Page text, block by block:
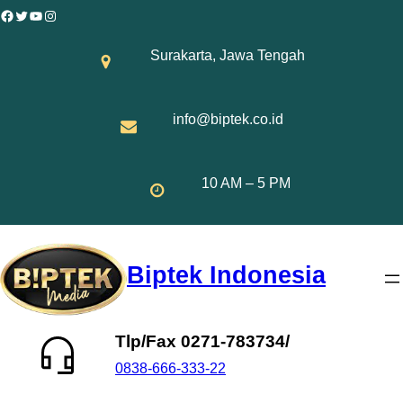
Skip
Facebook
Twitter
YouTube
Instagram
Surakarta, Jawa Tengah
info@biptek.co.id
10 AM – 5 PM
Biptek Indonesia
Tlp/Fax 0271-783734/
0838-666-333-22